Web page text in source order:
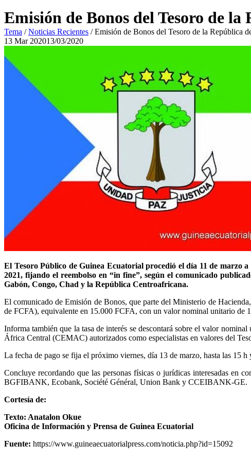
Emisión de Bonos del Tesoro de
Tema /Noticias Recientes /Emisión de Bonos del Tesoro de la República
13 Mar 202013/03/2020
El Tesoro Público de Guinea Ecuatorial procedió el día 11 de marzo
2021, fijando el reembolso en “in fine”, según el comunicado
Gabón, Congo, Chad y la República Centroafricana.
El comunicado de Emisión de Bonos, que parte del Ministerio de
de FCFA), equivalente en 15.000 FCFA, con un valor nominal unitario de
Informa también que la tasa de interés se descontará sobre el valor
África Central (CEMAC) autorizados como especialistas en valores del
La fecha de pago se fija el próximo viernes, día 13 de marzo, hasta las 15
Concluye recordando que las personas físicas o jurídicas interesadas en
BGFIBANK, Ecobank, Société Général, Union Bank y CCEIBANK-GE.
Cortesía de:
Texto: Anatalon Okue
Oficina de Información y Prensa de Guinea Ecuatorial
Fuente: https://www.guineaecuatorialpress.com/noticia.php?id=15092